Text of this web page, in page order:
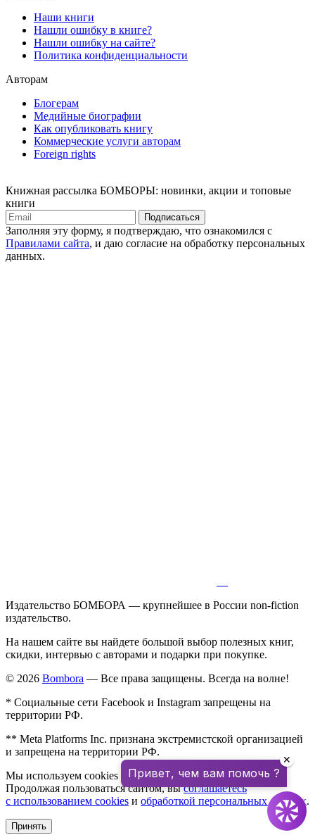
Наши книги
Нашли ошибку в книге?
Нашли ошибку на сайте?
Политика конфиденциальности
Авторам
Блогерам
Медийные биографии
Как опубликовать книгу
Коммерческие услуги авторам
Foreign rights
Книжная рассылка БОМБОРЫ: новинки, акции и топовые
книги
Подписаться
Заполняя эту форму, я подтверждаю, что ознакомился с
Правилами сайта, и даю согласие на обработку персональных
данных.
Издательство БОМБОРА — крупнейшее в России non-fiction
издательство.
На нашем сайте вы найдете большой выбор полезных книг,
скидки, интервью с авторами и подарки при покупке.
© 2026 Bombora — Все права защищены. Всегда на волне!
* Социальные сети Facebook и Instagram запрещены на
территории РФ.
** Meta Platforms Inc. признана экстремистской организацией
и запрещена на территории РФ.
Мы используем cookies для улучшения работы сайта.
Продолжая пользоваться сайтом, высоглашаетесь
с использованием cookies и обработкой персональных данных.
Принять
Привет, чем вам помочь ?
✕